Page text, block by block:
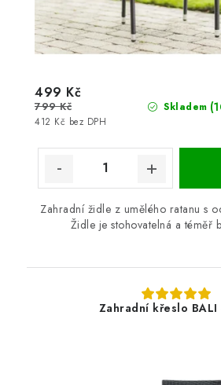
Skladem
412 Kč bez DPH
499 Kč
799 Kč
Zahradní židle z umělého ratanu s
Židle je stohovatelná a téměř
Zahradní křeslo BALI